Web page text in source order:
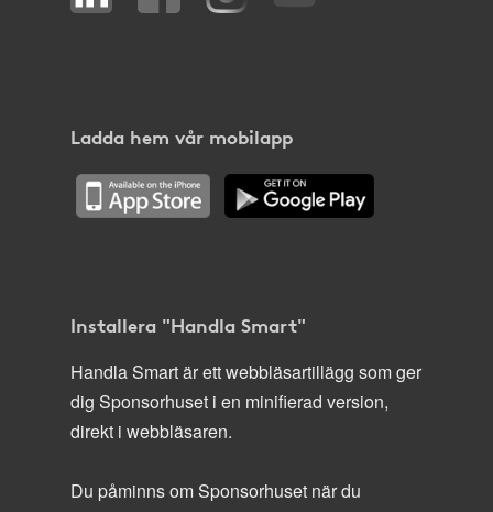
Ladda hem vår mobilapp
Installera "Handla Smart"
Handla Smart är ett webbläsartillägg som ger
dig Sponsorhuset i en minifierad version,
direkt i webbläsaren.
Du påminns om Sponsorhuset när du